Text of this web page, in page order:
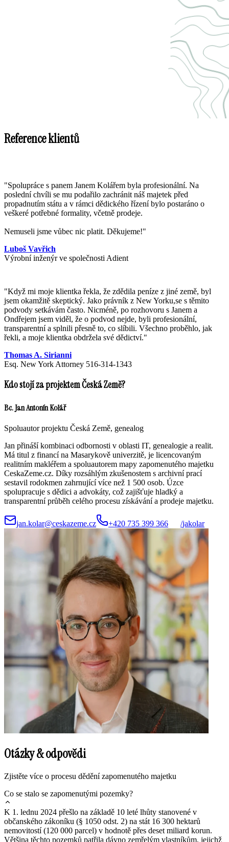
Reference klientů
"Spolupráce s panem Janem Kolářem byla profesionální. Na
poslední chvíli se mu podařilo zachránit náš majetek před
propadnutím státu a v rámci dědického řízení bylo postaráno o
veškeré potřebné formality, včetně prodeje.
Nemuseli jsme vůbec nic platit. Děkujeme!"
Luboš Vavřich
Výrobní inženýr ve společnosti Adient
"Když mi moje klientka řekla, že zdědila peníze z jiné země, byl
jsem okamžitě skeptický. Jako právník z New Yorku,se s těmito
podvody setkávám často. Nicméně, po rozhovoru s Janem a
Ondřejem jsem viděl, že o podvod nejde, byli profesionální,
transparentní a splnili přesně to, co slíbili. Všechno proběhlo, jak
řekli, a moje klientka obdržela své dědictví."
Thomas A. Sirianni
Esq. New York Attorney 516-314-1343
Kdo stojí za projektem Česká Země?
Bc. Jan Antonín Kolář
Spoluautor projektu Česká Země, genealog
Jan přináší kombinaci odbornosti v oblasti IT, genealogie a realit.
Má titul z financí na Masarykově univerzitě, je licencovaným
realitním makléřem a spoluautorem mapy zapomenutého majetku
CeskaZeme.cz. Díky rozsáhlým zkušenostem s archivní prací
sestavil rodokmen zahrnující více než 1 500 osob. Úzce
spolupracuje s dědici a advokáty, což zajišťuje hladký a
transparentní průběh celého procesu získávání a prodeje majetku.
jan.kolar@ceskazeme.cz +420 735 399 366 /jakolar
Otázky & odpovědi
Zjistěte více o procesu dědění zapomenutého majetku
Co se stalo se zapomenutými pozemky?
K 1. lednu 2024 přešlo na základě 10 leté lhůty stanovené v
občanského zákoníku (§ 1050 odst. 2) na stát 16 300 hektarů
nemovitostí (120 000 parcel) v hodnotě přes deset miliard korun.
Většina těchto pozemků patřila dávno zemřelým vlastníkům, jejichž